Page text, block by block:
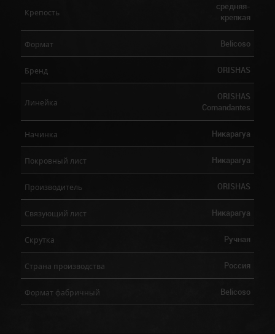
Крепость
средняя-
крепкая
Формат Belicoso
Бренд ORISHAS
Линейка
ORISHAS
Comandantes
Начинка Никарагуа
Покровный лист Никарагуа
Производитель ORISHAS
Связующий лист Никарагуа
Скрутка Ручная
Страна производства Россия
Формат фабричный Belicoso